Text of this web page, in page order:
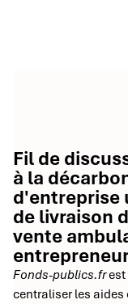
Fil de
à la
d'entreprise
de livraison
vente
Fonds-publics.frest
centraliser les